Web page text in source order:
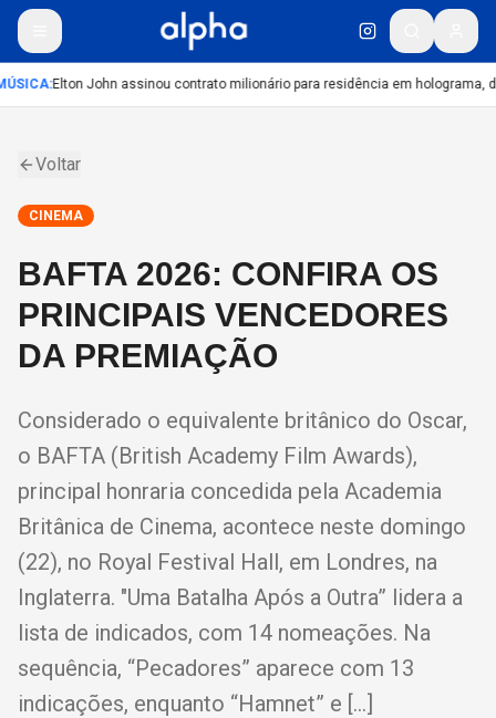
:Elton John assinou contrato milionário para residência em holograma,
Voltar
CINEMA
BAFTA 2026: CONFIRA OS
PRINCIPAIS VENCEDORES
DA PREMIAÇÃO
Considerado o equivalente britânico do Oscar,
o BAFTA (British Academy Film Awards),
principal honraria concedida pela Academia
Britânica de Cinema, acontece neste domingo
(22), no Royal Festival Hall, em Londres, na
Inglaterra. "Uma Batalha Após a Outra” lidera a
lista de indicados, com 14 nomeações. Na
sequência, “Pecadores” aparece com 13
indicações, enquanto “Hamnet” e […]